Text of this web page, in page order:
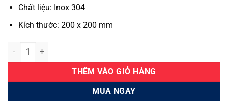
Chất liệu: Inox 304
Kích thước: 200 x 200 mm
Phễu thoát sàn Inox F2060 ⏀60 số lượng
THÊM VÀO GIỎ HÀNG
MUA NGAY